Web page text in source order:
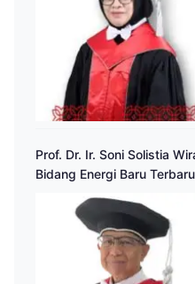
Prof. Dr. Ir. Soni Solistia
Bidang Energi Baru